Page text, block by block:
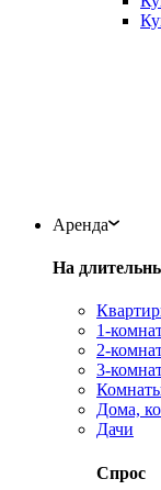
Аренда
На
1-
2-
3-
Дома,
Дачи
Спрос